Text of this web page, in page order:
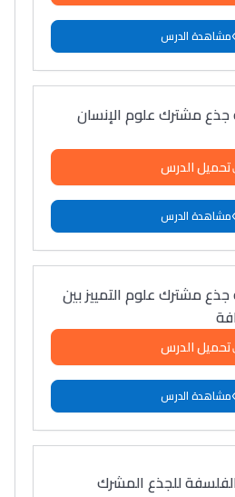
مشاهدة الدرس
مشترك علوم الإنسان
تحميل الدرس
مشاهدة الدرس
مشترك علوم التمييز بين
تحميل الدرس
مشاهدة الدرس
الفلسفة للجذع المشرك